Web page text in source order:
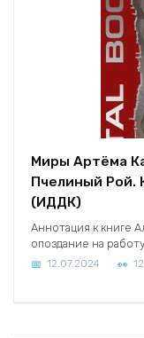
Миры Артёма
Пчелиный Рой.
(ИДДК)
Аннотация к книге
опоздание на
12.07.2024 12